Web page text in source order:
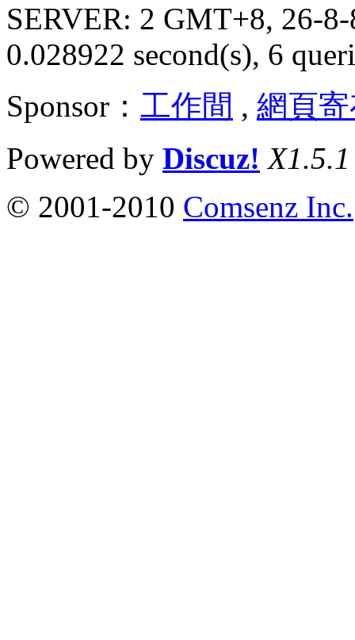
SERVER: 2 GMT+8, 26-
0.028922 second(s), 6
Sponsor： 工作間 , 網頁
Powered by Discuz! X1.5.1
© 2001-2010 Comsenz Inc.